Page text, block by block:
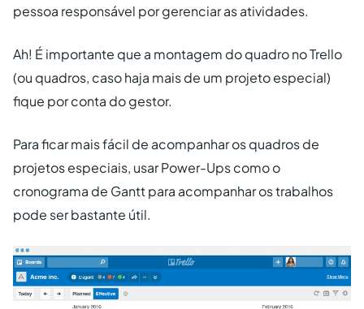
pessoa responsável por gerenciar as atividades.
Ah! É importante que a montagem do quadro no Trello
(ou quadros, caso haja mais de um projeto especial)
fique por conta do gestor.
Para ficar mais fácil de acompanhar os quadros de
projetos especiais, usar Power-Ups como o
cronograma de Gantt para acompanhar os trabalhos
pode ser bastante útil.